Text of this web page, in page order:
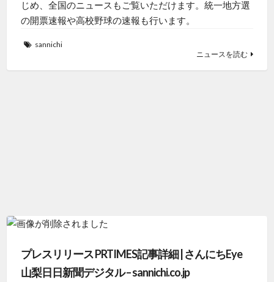
じめ、全国のニュースもご覧いただけます。統一地方選
の開票速報や高校野球の速報も行います。
sannichi
ニュースを読む
プレスリリース PRTIMES記事詳細 | さんにちEye
山梨日日新聞デジタル – sannichi.co.jp